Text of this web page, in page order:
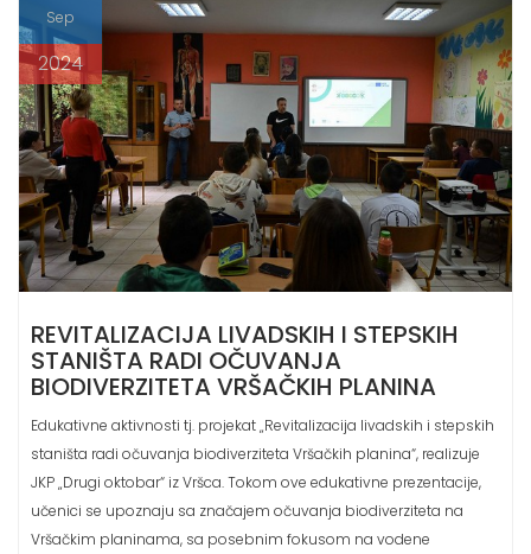
2024
STANIŠTA RADI OČUVANJA
BIODIVERZITETA VRŠAČKIH PLANINA
Edukativne aktivnosti tj. projekat „Revitalizacija livadskih i stepskih
staništa radi očuvanja biodiverziteta Vršačkih planina“, realizuje
JKP „Drugi oktobar“ iz Vršca. Tokom ove edukativne prezentacije,
učenici se upoznaju sa značajem očuvanja biodiverziteta na
Vršačkim planinama, sa posebnim fokusom na vodene
akumulacije izgrađene u podnožju grebena. Ove akumulacije